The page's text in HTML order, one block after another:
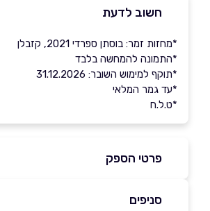
חשוב לדעת
*מחזות זמר: בוסתן ספרדי 2021, קזבלן
*התמונה להמחשה בלבד
*תוקף למימוש השובר: 31.12.2026
*עד גמר המלאי
*ט.ל.ח
פרטי הספק
סניפים